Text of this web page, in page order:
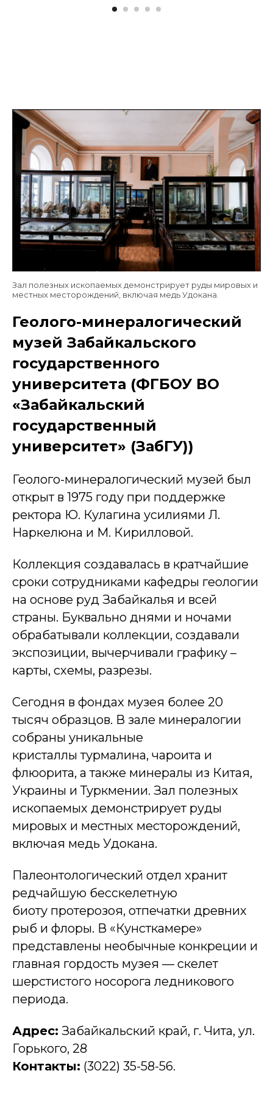
Зал полезных ископаемых демонстрирует руды мировых и
местных месторождений, включая медь Удокана.
Геолого-минералогический
музей Забайкальского
государственного
университета (ФГБОУ ВО
«Забайкальский
государственный
университет» (ЗабГУ))
Геолого-минералогический музей был
открыт в 1975 году при поддержке
ректора Ю. Кулагина усилиями Л.
Наркелюна и М. Кирилловой.
Коллекция создавалась в кратчайшие
сроки сотрудниками кафедры геологии
на основе руд Забайкалья и всей
страны. Буквально днями и ночами
обрабатывали коллекции, создавали
экспозиции, вычерчивали графику –
карты, схемы, разрезы.
Сегодня в фондах музея более 20
тысяч образцов. В зале минералогии
собраны уникальные
кристаллы турмалина, чароита и
флюорита, а также минералы из Китая,
Украины и Туркмении. Зал полезных
ископаемых демонстрирует руды
мировых и местных месторождений,
включая медь Удокана.
Палеонтологический отдел хранит
редчайшую бесскелетную
биоту протерозоя, отпечатки древних
рыб и флоры. В «Кунсткамере»
представлены необычные конкреции и
главная гордость музея — скелет
шерстистого носорога ледникового
периода.
Адрес: Забайкальский край, г. Чита, ул.
Горького, 28
Контакты: (3022) 35-58-56.